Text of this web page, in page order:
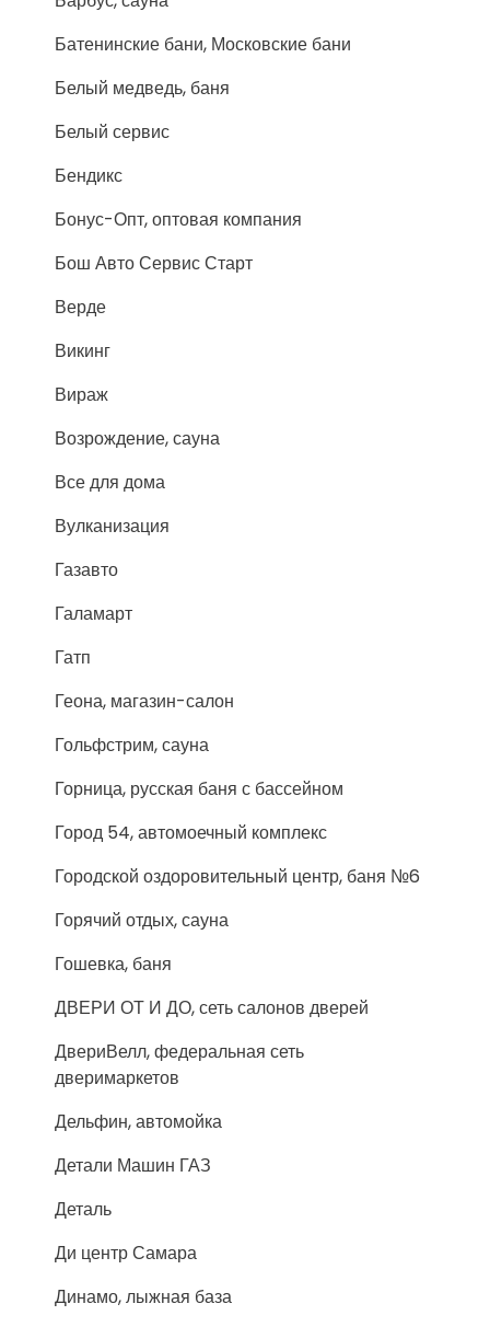
Батенинские бани, Московские бани
Белый медведь, баня
Белый сервис
Бендикс
Бонус-Опт, оптовая компания
Бош Авто Сервис Старт
Верде
Викинг
Вираж
Возрождение, сауна
Все для дома
Вулканизация
Газавто
Галамарт
Гатп
Геона, магазин-салон
Гольфстрим, сауна
Горница, русская баня с бассейном
Город 54, автомоечный комплекс
Городской оздоровительный центр, баня №6
Горячий отдых, сауна
Гошевка, баня
ДВЕРИ ОТ И ДО, сеть салонов дверей
ДвериВелл, федеральная сеть
дверимаркетов
Дельфин, автомойка
Детали Машин ГАЗ
Деталь
Ди центр Самара
Динамо, лыжная база